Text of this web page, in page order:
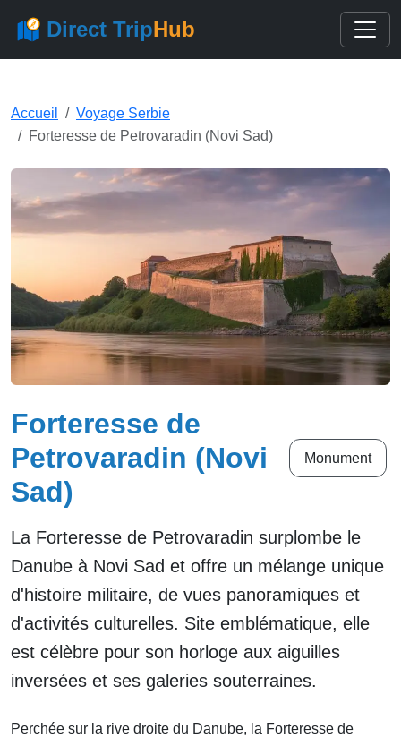
Direct TripHub
Accueil
Voyage Serbie
Forteresse de Petrovaradin (Novi Sad)
Forteresse de
Petrovaradin (Novi
Sad)
Monument
La Forteresse de Petrovaradin surplombe le
Danube à Novi Sad et offre un mélange unique
d'histoire militaire, de vues panoramiques et
d'activités culturelles. Site emblématique, elle
est célèbre pour son horloge aux aiguilles
inversées et ses galeries souterraines.
Perchée sur la rive droite du Danube, la Forteresse de